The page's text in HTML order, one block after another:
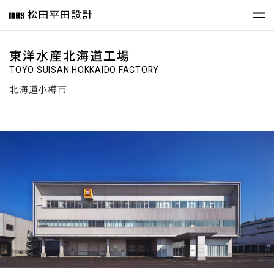
東洋水産北海道工場
TOYO SUISAN HOKKAIDO FACTORY
北海道小樽市